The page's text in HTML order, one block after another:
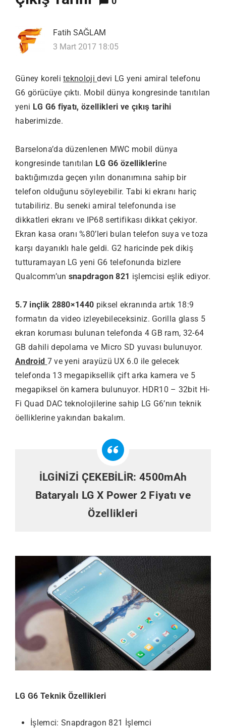
Fatih SAĞLAM
3 Mart 2017 18:05
Güney koreliteknolojidevi LG yeni amiral telefonu
G6 görücüye çıktı. Mobil dünya kongresinde tanıtılan
yeni LG G6 fiyatı, özellikleri ve çıkış tarihi
haberimizde.
Barselona’da düzenlenen MWC mobil dünya
kongresinde tanıtılan LG G6 özelliklerine
baktığımızda geçen yılın donanımına sahip bir
telefon olduğunu söyleyebilir. Tabi ki ekranı hariç
tutabiliriz. Bu seneki amiral telefonunda ise
dikkatleri ekranı ve IP68 sertifikası dikkat çekiyor.
Ekran kasa oranı %80’leri bulan telefon suya ve toza
karşı dayanıklı hale geldi. G2 haricinde pek dikiş
tutturamayan LG yeni G6 telefonunda bizlere
Qualcomm’un snapdragon 821 işlemcisi eşlik ediyor.
5.7 inçlik 2880×1440 piksel ekranında artık 18:9
formatın da video izleyebileceksiniz. Gorilla glass 5
ekran koruması bulunan telefonda 4 GB ram, 32-64
GB dahili depolama ve Micro SD yuvası bulunuyor.
Android 7 ve yeni arayüzü UX 6.0 ile gelecek
telefonda 13 megapiksellik çift arka kamera ve 5
megapiksel ön kamera bulunuyor. HDR10 – 32bit Hi-
Fi Quad DAC teknolojilerine sahip LG G6’nın teknik
öelliklerine yakından bakalım.
İLGİNİZİ ÇEKEBİLİR:4500mAh
Bataryalı LG X Power 2 Fiyatı ve
Özellikleri
LG G6 Teknik Özellikleri
İşlemci: Snapdragon 821 İşlemci